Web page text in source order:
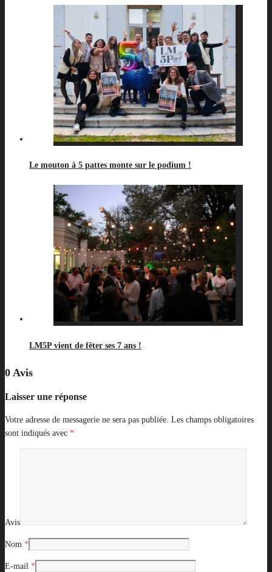
Le mouton à 5 pattes monte sur le podium !
LM5P vient de fêter ses 7 ans !
0 Avis
Laisser une réponse
Votre adresse de messagerie ne sera pas publiée. Les champs obligatoires
sont indiqués avec *
Avis
Nom *
E-mail *